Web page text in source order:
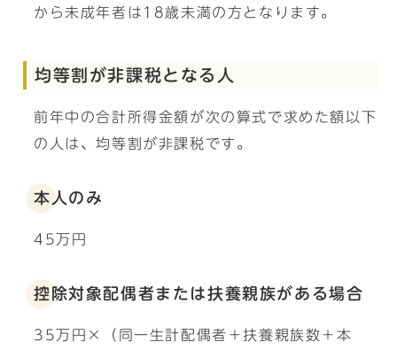
から未成年者は18歳未満の方となります。
均等割が非課税となる人
前年中の合計所得金額が次の算式で求めた額以下
の人は、均等割が非課税です。
本人のみ
45万円
控除対象配偶者または扶養親族がある場合
35万円×（同一生計配偶者＋扶養親族数＋本